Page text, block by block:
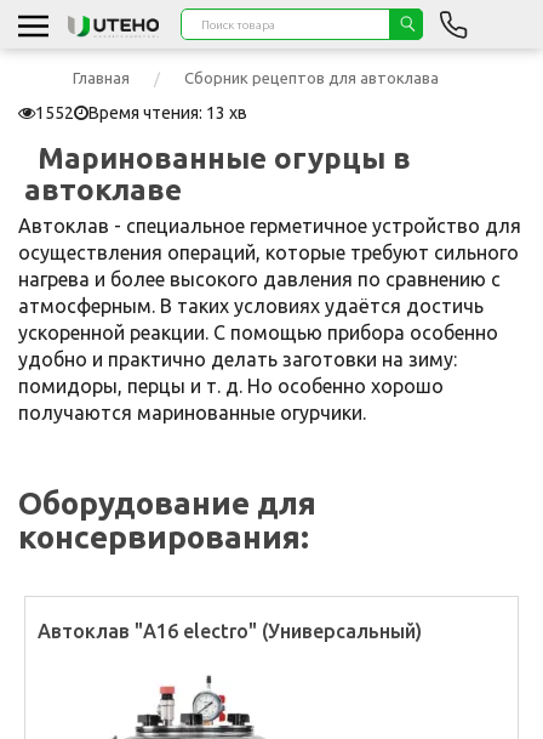
Главная Сборник рецептов для автоклава
1552 Время чтения: 13 хв
Маринованные огурцы в
автоклаве
Автоклав - специальное герметичное устройство для
осуществления операций, которые требуют сильного
нагрева и более высокого давления по сравнению с
атмосферным. В таких условиях удаётся достичь
ускоренной реакции. С помощью прибора особенно
удобно и практично делать заготовки на зиму:
помидоры, перцы и т. д. Но особенно хорошо
получаются маринованные огурчики.
Оборудование для
консервирования:
Автоклав "А16 electro" (Универсальный)